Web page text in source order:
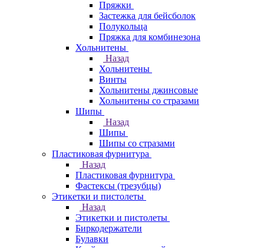
Пряжки
Застежка для бейсболок
Полукольца
Пряжка для комбинезона
Хольнитены
Назад
Хольнитены
Винты
Хольнитены джинсовые
Хольнитены со стразами
Шипы
Назад
Шипы
Шипы со стразами
Пластиковая фурнитура
Назад
Пластиковая фурнитура
Фастексы (трезубцы)
Этикетки и пистолеты
Назад
Этикетки и пистолеты
Биркодержатели
Булавки